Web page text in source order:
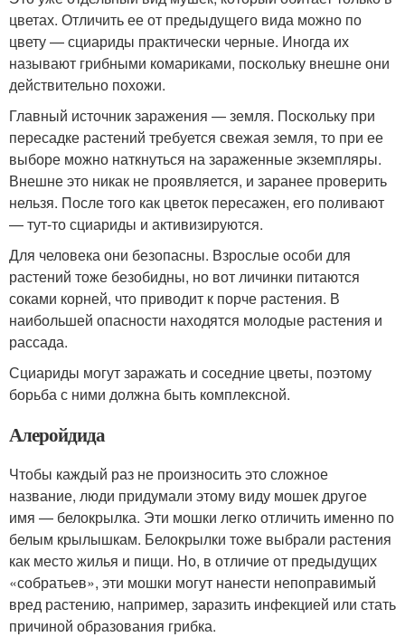
цветах. Отличить ее от предыдущего вида можно по
цвету — сциариды практически черные. Иногда их
называют грибными комариками, поскольку внешне они
действительно похожи.
Главный источник заражения — земля. Поскольку при
пересадке растений требуется свежая земля, то при ее
выборе можно наткнуться на зараженные экземпляры.
Внешне это никак не проявляется, и заранее проверить
нельзя. После того как цветок пересажен, его поливают
— тут-то сциариды и активизируются.
Для человека они безопасны. Взрослые особи для
растений тоже безобидны, но вот личинки питаются
соками корней, что приводит к порче растения. В
наибольшей опасности находятся молодые растения и
рассада.
Сциариды могут заражать и соседние цветы, поэтому
борьба с ними должна быть комплексной.
Алеройдида
Чтобы каждый раз не произносить это сложное
название, люди придумали этому виду мошек другое
имя — белокрылка. Эти мошки легко отличить именно по
белым крылышкам. Белокрылки тоже выбрали растения
как место жилья и пищи. Но, в отличие от предыдущих
«собратьев», эти мошки могут нанести непоправимый
вред растению, например, заразить инфекцией или стать
причиной образования грибка.